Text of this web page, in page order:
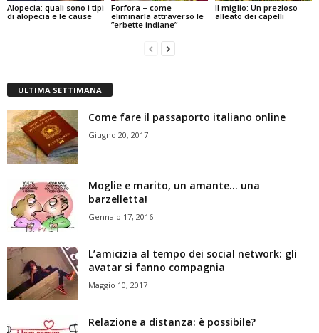
Alopecia: quali sono i tipi
di alopecia e le cause
Forfora – come
eliminarla attraverso le
”erbette indiane”
Il miglio: Un prezioso
alleato dei capelli
ULTIMA SETTIMANA
Come fare il passaporto italiano online
Giugno 20, 2017
Moglie e marito, un amante… una
barzelletta!
Gennaio 17, 2016
L’amicizia al tempo dei social network: gli
avatar si fanno compagnia
Maggio 10, 2017
Relazione a distanza: è possibile?